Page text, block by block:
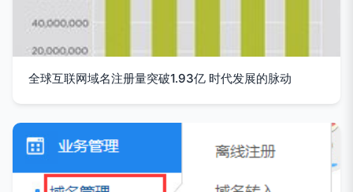
全球互联网域名注册量突破1.93亿 时代发展的脉动